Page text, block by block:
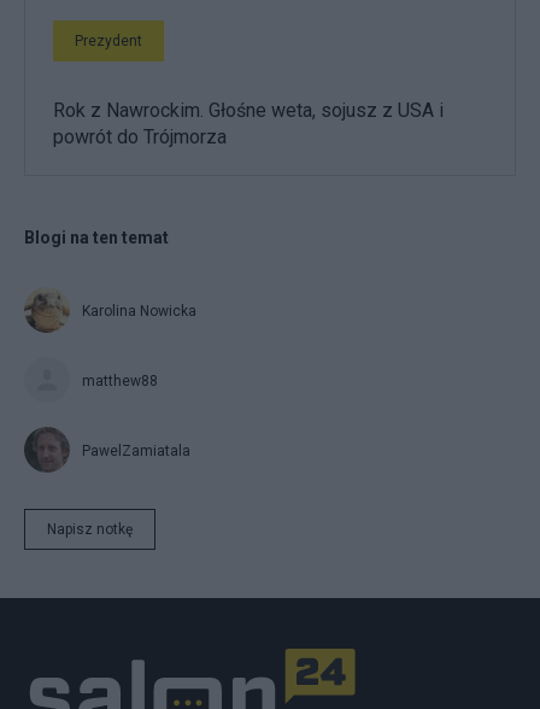
Prezydent
Rok z Nawrockim. Głośne weta, sojusz z USA i
powrót do Trójmorza
Blogi na ten temat
Karolina Nowicka
matthew88
PawelZamiatala
Napisz notkę